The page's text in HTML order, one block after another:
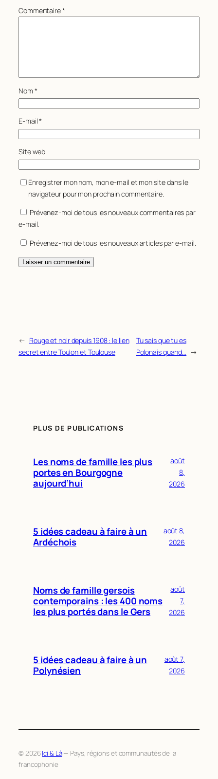
Commentaire*
Nom *
E-mail*
Site web
Enregistrer mon nom, mon e-mail et mon site dans le
navigateur pour mon prochain commentaire.
Prévenez-moi de tous les nouveaux commentaires par
e-mail.
Prévenez-moi de tous les nouveaux articles par e-mail.
← Rouge et noir depuis 1908 : le lien
secret entre Toulon et Toulouse
Tu sais que tu es
Polonais quand… →
PLUS DE PUBLICATIONS
Les noms de famille les plus
portes en Bourgogne
aujourd’hui
août
8,
2026
5 idées cadeau à faire à un
Ardéchois
août 8,
2026
Noms de famille gersois
contemporains : les 400 noms
les plus portés dans le Gers
août
7,
2026
5 idées cadeau à faire à un
Polynésien
août 7,
2026
© 2026Ici & Là— Pays, régions et communautés de la
francophonie